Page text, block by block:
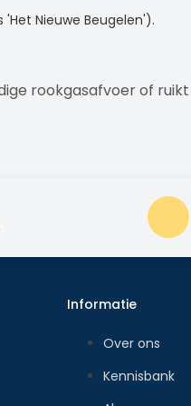
Nieuwe Beugelen').
rookgasafvoer of
Informatie
Over ons
Kennisbank